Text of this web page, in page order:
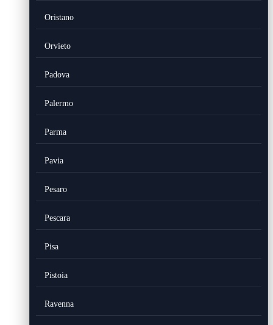
Oristano
Orvieto
Padova
Palermo
Parma
Pavia
Pesaro
Pescara
Pisa
Pistoia
Ravenna